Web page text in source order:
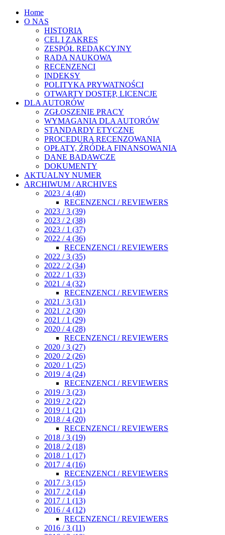
Home
O NAS
HISTORIA
CEL I ZAKRES
ZESPÓŁ REDAKCYJNY
RADA NAUKOWA
RECENZENCI
INDEKSY
POLITYKA PRYWATNOŚCI
OTWARTY DOSTĘP, LICENCJE
DLA AUTORÓW
ZGŁOSZENIE PRACY
WYMAGANIA DLA AUTORÓW
STANDARDY ETYCZNE
PROCEDURA RECENZOWANIA
OPŁATY, ŹRÓDŁA FINANSOWANIA
DANE BADAWCZE
DOKUMENTY
AKTUALNY NUMER
ARCHIWUM / ARCHIVES
2023 / 4 (40)
RECENZENCI / REVIEWERS
2023 / 3 (39)
2023 / 2 (38)
2023 / 1 (37)
2022 / 4 (36)
RECENZENCI / REVIEWERS
2022 / 3 (35)
2022 / 2 (34)
2022 / 1 (33)
2021 / 4 (32)
RECENZENCI / REVIEWERS
2021 / 3 (31)
2021 / 2 (30)
2021 / 1 (29)
2020 / 4 (28)
RECENZENCI / REVIEWERS
2020 / 3 (27)
2020 / 2 (26)
2020 / 1 (25)
2019 / 4 (24)
RECENZENCI / REVIEWERS
2019 / 3 (23)
2019 / 2 (22)
2019 / 1 (21)
2018 / 4 (20)
RECENZENCI / REVIEWERS
2018 / 3 (19)
2018 / 2 (18)
2018 / 1 (17)
2017 / 4 (16)
RECENZENCI / REVIEWERS
2017 / 3 (15)
2017 / 2 (14)
2017 / 1 (13)
2016 / 4 (12)
RECENZENCI / REVIEWERS
2016 / 3 (11)